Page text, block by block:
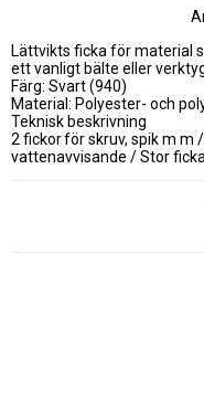
Lättvikts ficka för material
ett vanligt bälte eller
Färg: Svart (940)
Material: Polyester- och
Teknisk beskrivning
2 fickor för skruv, spik m
vattenavvisande / Stor